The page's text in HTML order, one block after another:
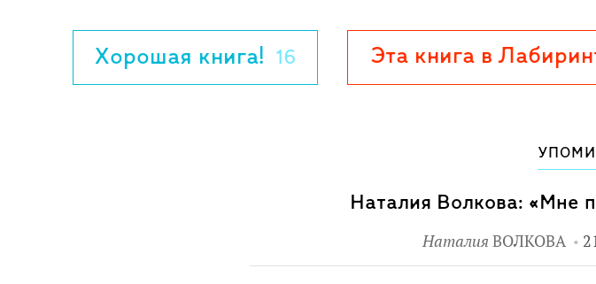
Хорошая книга! 16 Эта книга в
Наталия Волкова: «Мне
Наталия ВОЛКОВА